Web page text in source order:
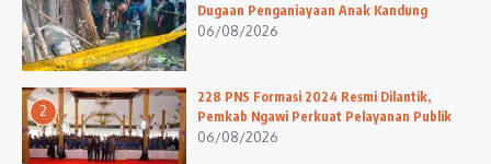
Dugaan Penganiayaan Anak Kandung
06/08/2026
2
228 PNS Formasi 2024 Resmi Dilantik,
Pemkab Ngawi Perkuat Pelayanan Publik
06/08/2026